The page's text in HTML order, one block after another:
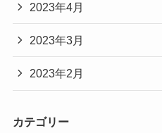
2023年4月
2023年3月
2023年2月
カテゴリー